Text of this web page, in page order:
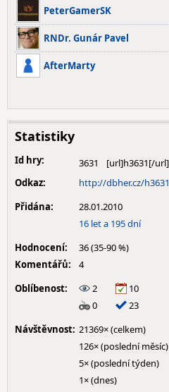
PeterGamerSK
RNDr. Gunár Pavel
AfterMarty
Statistiky
Id hry:
3631
Odkaz:
http://dbher.cz/h3631
Přidána:
28.01.2010
16 let a 195 dní
Hodnocení:
36 (35-90 %)
Komentářů:
4
Oblíbenost:
2
10
0
23
Návštěvnost: 21369× (celkem)
126× (poslední měsíc)
5× (poslední týden)
1× (dnes)